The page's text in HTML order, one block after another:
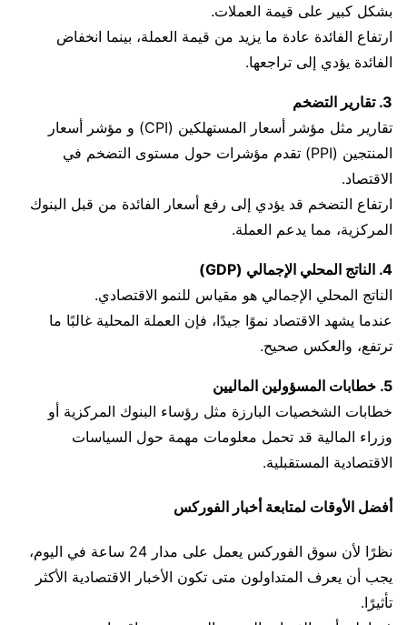
بشكل كبير على قيمة العملات.
ارتفاع الفائدة عادة ما يزيد من قيمة العملة، بينما انخفاض
الفائدة يؤدي إلى تراجعها.
3. تقارير التضخم
تقارير مثل مؤشر أسعار المستهلكين (CPI) و مؤشر أسعار
المنتجين (PPI) تقدم مؤشرات حول مستوى التضخم في
الاقتصاد.
ارتفاع التضخم قد يؤدي إلى رفع أسعار الفائدة من قبل البنوك
المركزية، مما يدعم العملة.
4. الناتج المحلي الإجمالي (GDP)
الناتج المحلي الإجمالي هو مقياس للنمو الاقتصادي.
عندما يشهد الاقتصاد نموًا جيدًا، فإن العملة المحلية غالبًا ما
ترتفع، والعكس صحيح.
5. خطابات المسؤولين الماليين
خطابات الشخصيات البارزة مثل رؤساء البنوك المركزية أو
وزراء المالية قد تحمل معلومات مهمة حول السياسات
الاقتصادية المستقبلية.
أفضل الأوقات لمتابعة أخبار الفوركس
نظرًا لأن سوق الفوركس يعمل على مدار 24 ساعة في اليوم،
يجب أن يعرف المتداولون متى تكون الأخبار الاقتصادية الأكثر
تأثيرًا.